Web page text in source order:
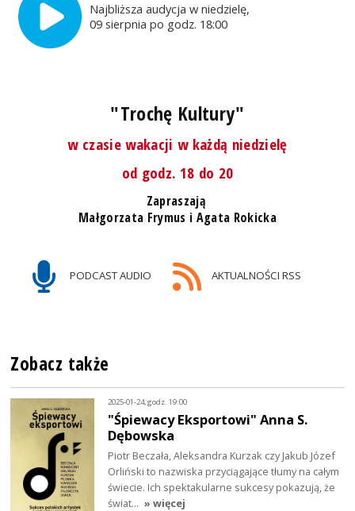
Najbliższa audycja w niedzielę,
09 sierpnia po godz. 18:00
"Trochę Kultury"
w czasie wakacji w każdą niedzielę
od godz. 18 do 20
Zapraszają
Małgorzata Frymus i Agata Rokicka
PODCAST AUDIO AKTUALNOŚCI RSS
Zobacz także
2025-01-24, godz. 19:00
"Śpiewacy Eksportowi" Anna S.
Dębowska
Piotr Beczała, Aleksandra Kurzak czy Jakub Józef
Orliński to nazwiska przyciągające tłumy na całym
świecie. Ich spektakularne sukcesy pokazują, że
świat… » więcej